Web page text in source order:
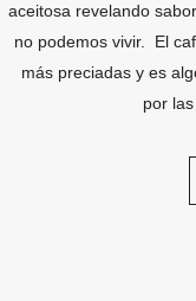
aceitosa revelando
no podemos vivir. El
más preciadas y es
por